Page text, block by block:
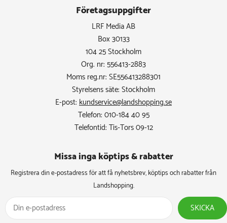
Företagsuppgifter
LRF Media AB
Box 30133
104 25 Stockholm
Org. nr: 556413-2883
Moms reg.nr: SE556413288301
Styrelsens säte: Stockholm
E-post: kundservice@landshopping.se
Telefon: 010-184 40 95
Telefontid: Tis-Tors 09-12
Missa inga köptips & rabatter​
Registrera din e-postadress för att få nyhetsbrev, köptips och rabatter från
Landshopping.
SKICKA